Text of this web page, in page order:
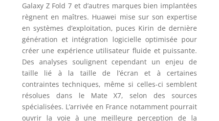
Galaxy Z Fold 7 et d’autres marques bien implantées
règnent en maîtres. Huawei mise sur son expertise
en systèmes d’exploitation, puces Kirin de dernière
génération et intégration logicielle optimisée pour
créer une expérience utilisateur fluide et puissante.
Des analyses soulignent cependant un enjeu de
taille lié à la taille de l’écran et à certaines
contraintes techniques, même si celles-ci semblent
résolues dans le Mate X7, selon des sources
spécialisées. L’arrivée en France notamment pourrait
ouvrir la voie à une meilleure perception de la